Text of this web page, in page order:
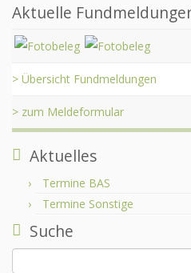
Aktuelle
> Übersicht Fundmeldungen
> zum Meldeformular
Aktuelles
Termine BAS
Termine Sonstige
Suche
Suchen